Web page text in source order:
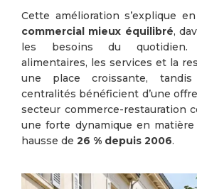
Cette amélioration s’explique
commercial mieux équilibré,
les besoins du quotidien.
alimentaires, les services et la
une place croissante,
centralités bénéficient d’une
secteur commerce-restauration
une forte dynamique en matière
hausse de 26 % depuis 2006.